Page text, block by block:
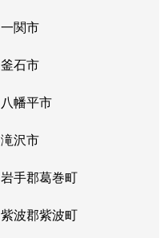
一関市
釜石市
八幡平市
滝沢市
岩手郡葛巻町
紫波郡紫波町